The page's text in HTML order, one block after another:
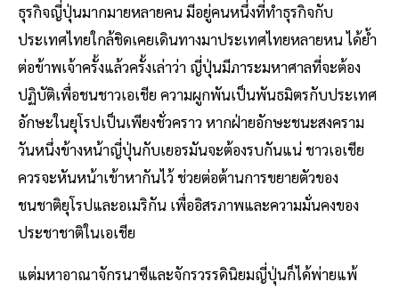
ธุรกิจญี่ปุ่นมากมายหลายคน มีอยู่คนหนึ่งที่ทำธุรกิจกับ
ประเทศไทยใกล้ชิดเคยเดินทางมาประเทศไทยหลายหน ได้ย้ำ
ต่อข้าพเจ้าครั้งแล้วครั้งเล่าว่า ญี่ปุ่นมีภาระมหาศาลที่จะต้อง
ปฏิบัติเพื่อชนชาวเอเชีย ความผูกพันเป็นพันธมิตรกับประเทศ
อักษะในยุโรปเป็นเพียงชั่วคราว หากฝ่ายอักษะชนะสงคราม
วันหนึ่งข้างหน้าญี่ปุ่นกับเยอรมันจะต้องรบกันแน่ ชาวเอเชีย
ควรจะหันหน้าเข้าหากันไว้ ช่วยต่อต้านการขยายตัวของ
ชนชาติยุโรปและอเมริกัน เพื่ออิสรภาพและความมั่นคงของ
ประชาชาติในเอเชีย
แต่มหาอาณาจักรนาซีและจักรวรรดินิยมญี่ปุ่นก็ได้พ่ายแพ้